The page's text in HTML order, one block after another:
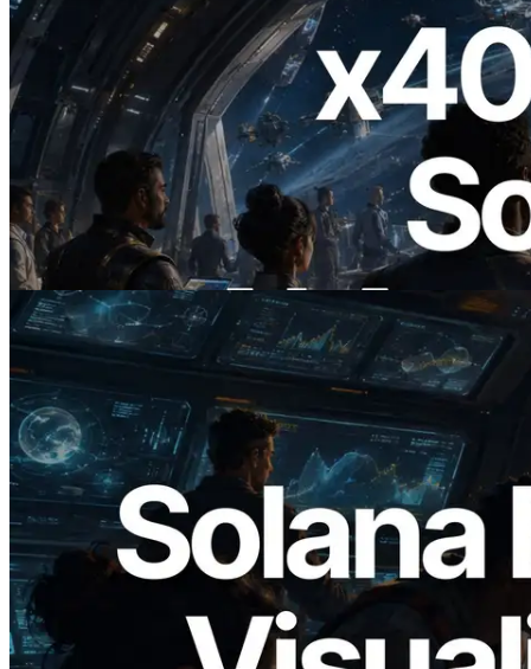
2026.07.04
ERPC lance un RPC Solana compatible
x402 — L'ère où les agents IA paient à la
demande les API dont ils ont besoin
Lire cet article
2026.05.24
Validators Solutions lance le Solana Block
Analyzer — Visualisation du temps de